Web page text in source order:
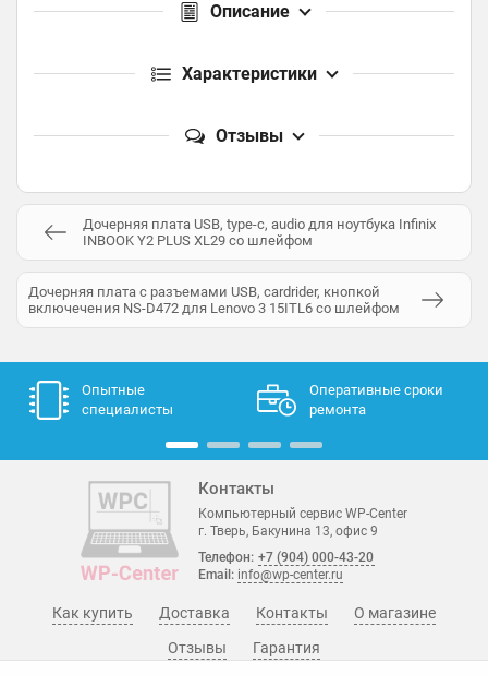
Описание
Характеристики
Отзывы
Дочерняя плата USB, type-c, audio для ноутбука Infinix
INBOOK Y2 PLUS XL29 со шлейфом
Дочерняя плата с разъемами USB, cardrider, кнопкой
включечения NS-D472 для Lenovo 3 15ITL6 со шлейфом
Опытные
специалисты
Оперативные сроки
ремонта
Контакты
Компьютерный сервис WP-Center
г. Тверь, Бакунина 13, офис 9
Телефон: +7 (904) 000-43-20
Email: info@wp-center.ru
О магазине
Гарантия
Отзывы
Как купить Доставка Контакты